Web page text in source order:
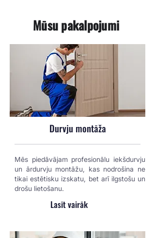
Mūsu pakalpojumi
Durvju montāža
Mēs piedāvājam profesionālu iekšdurvju
un ārdurvju montāžu, kas nodrošina ne
tikai estētisku izskatu, bet arī ilgstošu un
drošu lietošanu.
Lasīt vairāk